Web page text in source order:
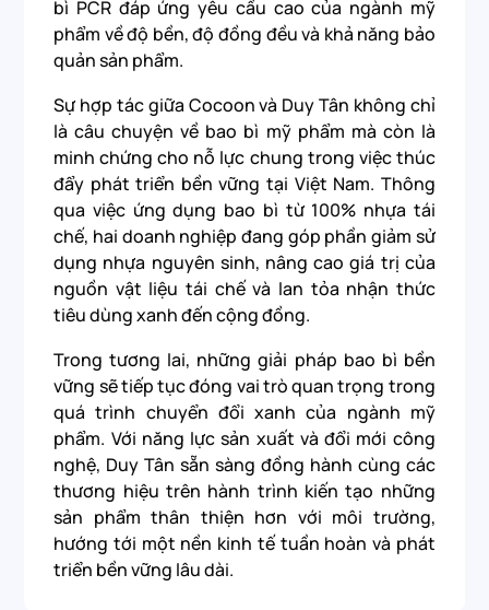
bì PCR đáp ứng yêu cầu cao của ngành mỹ
phẩm về độ bền, độ đồng đều và khả năng bảo
quản sản phẩm.
Sự hợp tác giữa Cocoon và Duy Tân không chỉ
là câu chuyện về bao bì mỹ phẩm mà còn là
minh chứng cho nỗ lực chung trong việc thúc
đẩy phát triển bền vững tại Việt Nam. Thông
qua việc ứng dụng bao bì từ 100% nhựa tái
chế, hai doanh nghiệp đang góp phần giảm sử
dụng nhựa nguyên sinh, nâng cao giá trị của
nguồn vật liệu tái chế và lan tỏa nhận thức
tiêu dùng xanh đến cộng đồng.
Trong tương lai, những giải pháp bao bì bền
vững sẽ tiếp tục đóng vai trò quan trọng trong
quá trình chuyển đổi xanh của ngành mỹ
phẩm. Với năng lực sản xuất và đổi mới công
nghệ, Duy Tân sẵn sàng đồng hành cùng các
thương hiệu trên hành trình kiến tạo những
sản phẩm thân thiện hơn với môi trường,
hướng tới một nền kinh tế tuần hoàn và phát
triển bền vững lâu dài.